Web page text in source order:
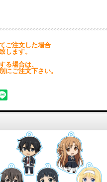
ご注文した場合
します。
る場合は、
にご注文下さい。